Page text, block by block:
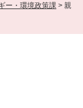
ー・環境政策課 > 親